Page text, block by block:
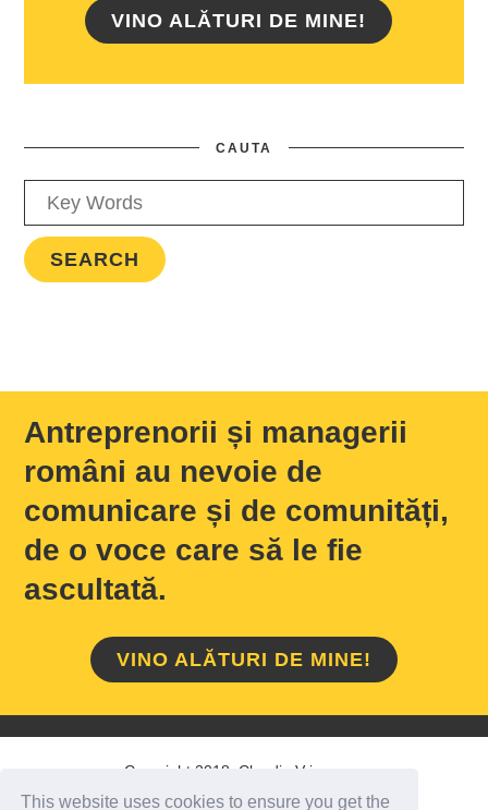
This website uses cookies to ensure you get the
VINO ALĂTURI DE MINE!
CAUTA
Antreprenorii și managerii
români au nevoie de
comunicare și de comunități,
de o voce care să le fie
ascultată.
VINO ALĂTURI DE MINE!
Copyright 2018 Claudiu Vrinceanu